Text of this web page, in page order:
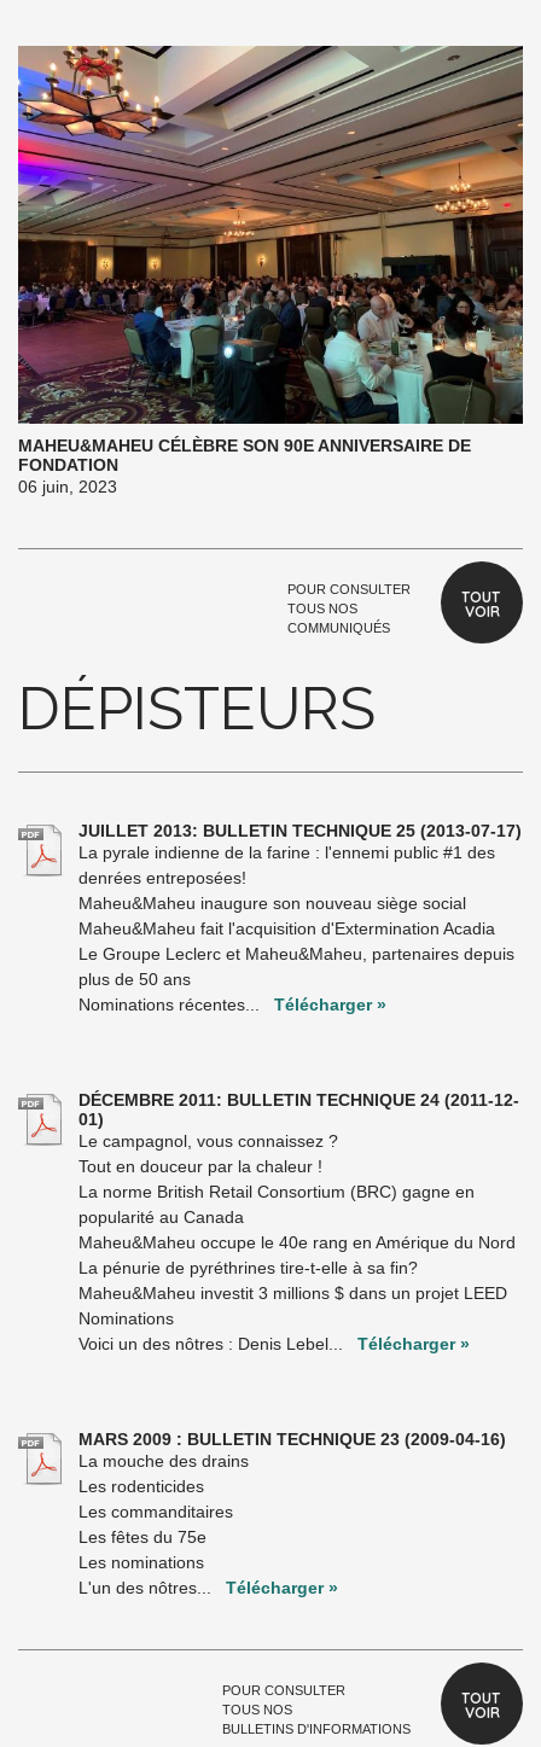
MAHEU&MAHEU CÉLÈBRE SON 90E ANNIVERSAIRE DE
FONDATION
06 juin, 2023
POUR CONSULTER
TOUS NOS
COMMUNIQUÉS
TOUT
VOIR
DÉPISTEURS
JUILLET 2013: BULLETIN TECHNIQUE 25 (2013-07-17)
La pyrale indienne de la farine : l'ennemi public #1 des
denrées entreposées!
Maheu&Maheu inaugure son nouveau siège social
Maheu&Maheu fait l'acquisition d'Extermination Acadia
Le Groupe Leclerc et Maheu&Maheu, partenaires depuis
plus de 50 ans
Nominations récentes...
Télécharger »
DÉCEMBRE 2011: BULLETIN TECHNIQUE 24 (2011-12-
01)
Le campagnol, vous connaissez ?
Tout en douceur par la chaleur !
La norme British Retail Consortium (BRC) gagne en
popularité au Canada
Maheu&Maheu occupe le 40e rang en Amérique du Nord
La pénurie de pyréthrines tire-t-elle à sa fin?
Maheu&Maheu investit 3 millions $ dans un projet LEED
Nominations
Voici un des nôtres : Denis Lebel...
Télécharger »
MARS 2009 : BULLETIN TECHNIQUE 23 (2009-04-16)
La mouche des drains
Les rodenticides
Les commanditaires
Les fêtes du 75e
Les nominations
L'un des nôtres...
Télécharger »
POUR CONSULTER
TOUS NOS
BULLETINS D'INFORMATIONS
TOUT
VOIR